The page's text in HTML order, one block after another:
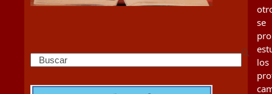
Search
se
los